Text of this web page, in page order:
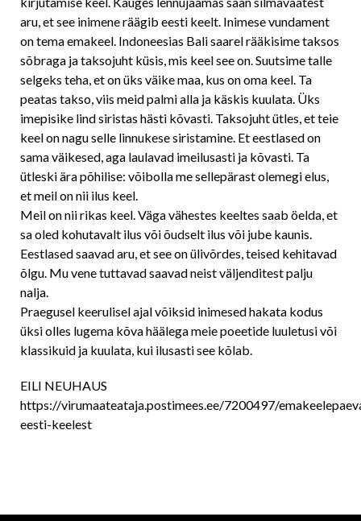
aru, et see inimene räägib eesti keelt. Inimese vundament
on tema emakeel. Indoneesias Bali saarel rääkisime taksos
sõbraga ja taksojuht küsis, mis keel see on. Suutsime talle
selgeks teha, et on üks väike maa, kus on oma keel. Ta
peatas takso, viis meid palmi alla ja käskis kuulata. Üks
imepisike lind siristas hästi kõvasti. Taksojuht ütles, et teie
keel on nagu selle linnukese siristamine. Et eestlased on
sama väikesed, aga laulavad imeilusasti ja kõvasti. Ta
ütleski ära põhilise: võibolla me sellepärast olemegi elus,
et meil on nii ilus keel.
Meil on nii rikas keel. Väga vähestes keeltes saab öelda, et
sa oled kohutavalt ilus või õudselt ilus või jube kaunis.
Eestlased saavad aru, et see on ülivõrdes, teised kehitavad
õlgu. Mu vene tuttavad saavad neist väljenditest palju
nalja.
Praegusel keerulisel ajal võiksid inimesed hakata kodus
üksi olles lugema kõva häälega meie poeetide luuletusi või
klassikuid ja kuulata, kui ilusasti see kõlab.
EILI NEUHAUS
https://virumaateataja.postimees.ee/7200497/
eesti-keelest